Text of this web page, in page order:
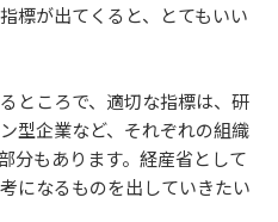
標が出てくると、とてもいい
ところで、適切な指標は、研
型企業など、それぞれの組織
分もあります。経産省として
になるものを出していきたい